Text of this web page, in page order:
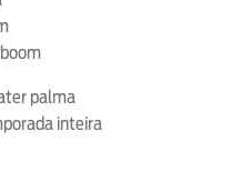
palma
inteira